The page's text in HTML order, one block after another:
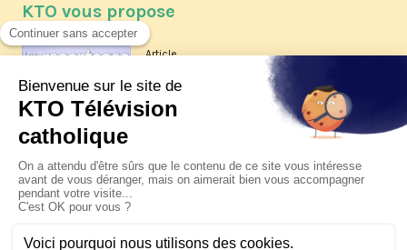
KTO vous propose
Article
Les reportages d'été 2026 de KTO
La visite pastorale du pape Léon
XIV à Assise à suivre sur KTO le
jeudi 6 août
Le pape en Uruguay, Argentine et